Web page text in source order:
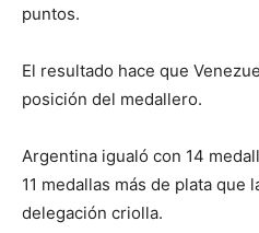
puntos.
El resultado hace que
posición del medallero.
Argentina igualó con 14
11 medallas más de plata que
delegación criolla.